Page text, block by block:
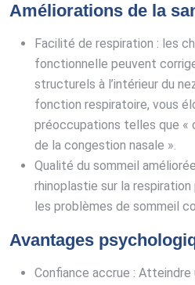
Améliorations de la
Facilité de respiration : les
fonctionnelle peuvent
structurels à l’intérieur du
fonction respiratoire, vous
préoccupations telles que «
de la congestion nasale ».
Qualité du sommeil
rhinoplastie sur la
les problèmes de sommeil
Avantages
Confiance accrue : Atteindre